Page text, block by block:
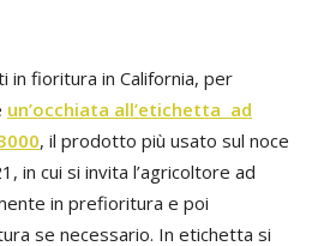
in fioritura in California, per
un’occhiata all’etichetta ad
, il prodotto più usato sul noce
in cui si invita l’agricoltore ad
in prefioritura e poi
se necessario. In etichetta si